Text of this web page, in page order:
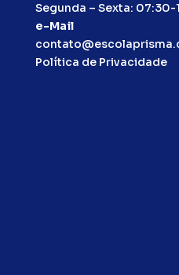
Segunda – Sexta:
e-Mail
Política de Privacidade